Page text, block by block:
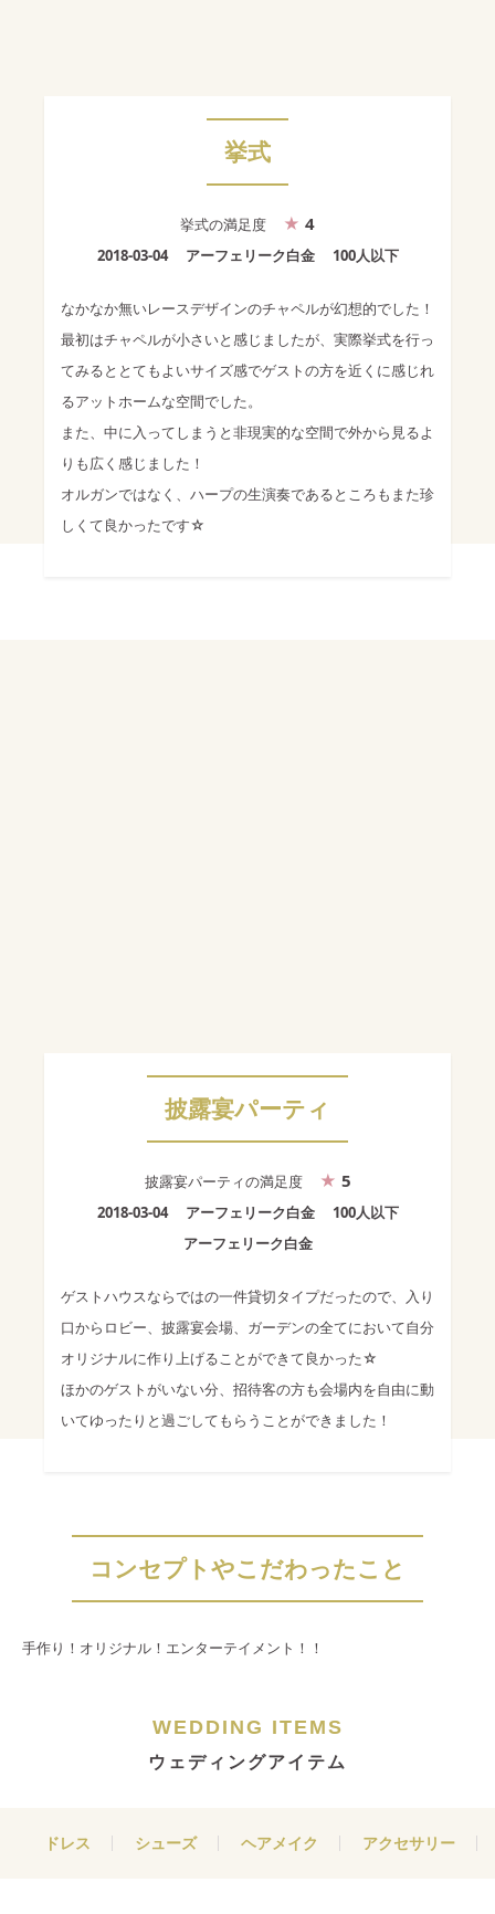
挙式
挙式の満足度 4
2018-03-04 アーフェリーク白金 100人以下
なかなか無いレースデザインのチャペルが幻想的でした！
最初はチャペルが小さいと感じましたが、実際挙式を行っ
てみるととてもよいサイズ感でゲストの方を近くに感じれ
るアットホームな空間でした。
また、中に入ってしまうと非現実的な空間で外から見るよ
りも広く感じました！
オルガンではなく、ハープの生演奏であるところもまた珍
しくて良かったです☆
披露宴パーティ
披露宴パーティの満足度 5
2018-03-04 アーフェリーク白金
100人以下
アーフェリーク白金
ゲストハウスならではの一件貸切タイプだったので、入り
口からロビー、披露宴会場、ガーデンの全てにおいて自分
オリジナルに作り上げることができて良かった☆
ほかのゲストがいない分、招待客の方も会場内を自由に動
いてゆったりと過ごしてもらうことができました！
コンセプトやこだわったこと
手作り！オリジナル！エンターテイメント！！
WEDDING ITEMS
ウェディングアイテム
ドレス シューズ ヘアメイク アクセサリー